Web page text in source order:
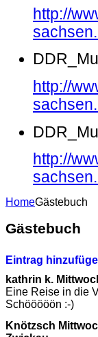
http://
http://
http://
HomeGästebuch
Gästebuch
Eintrag
kathrin k.
Eine Reise in die
Schööööön :-)
Knötzsch